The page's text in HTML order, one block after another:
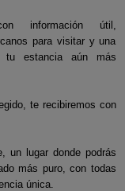
información útil,
para visitar y una
tu estancia aún más
te recibiremos con
un lugar donde podrás
más puro, con todas
única.